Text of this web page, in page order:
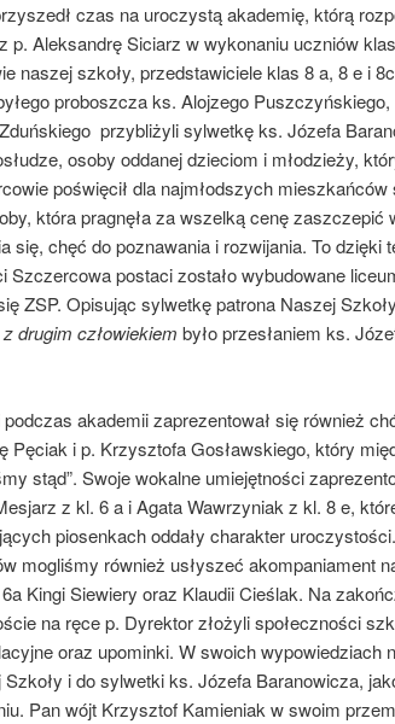
czas na uroczystą akademię, którą
p. Aleksandrę Siciarz w wykonaniu uczniów
naszej szkoły, przedstawiciele klas 8 a, 8 e i 8c
proboszcza ks. Alojzego Puszczyńskiego,
przybliżyli sylwetkę ks. Józefa
osoby oddanej dzieciom i młodzieży,
poświęcił dla najmłodszych mieszkańców
która pragnęła za wszelką cenę zaszczepić
się, chęć do poznawania i rozwijania. To dzięki
Szczercowa postaci zostało wybudowane
ZSP. Opisując sylwetkę patrona Naszej
drugim człowiekiem było przesłaniem ks.
akademii zaprezentował się również
Pęciak i p. Krzysztofa Gosławskiego, który
stąd”. Swoje wokalne umiejętności
z kl. 6 a i Agata Wawrzyniak z kl. 8 e,
piosenkach oddały charakter
mogliśmy również usłyszeć akompaniament
Kingi Siewiery oraz Klaudii Cieślak. Na
na ręce p. Dyrektor złożyli społeczności
oraz upominki. W swoich wypowiedziach
i do sylwetki ks. Józefa Baranowicza,
Pan wójt Krzysztof Kamieniak w swoim